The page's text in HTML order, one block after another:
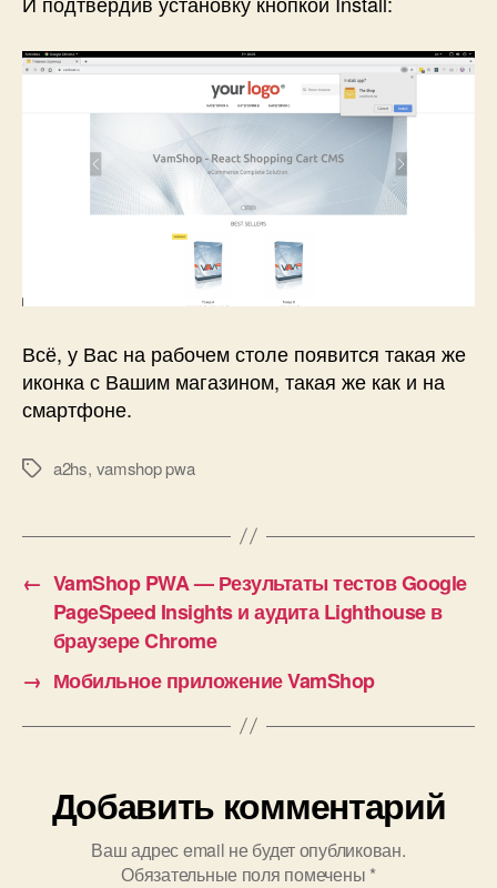
Всё, у Вас на рабочем столе появится такая же
иконка с Вашим магазином, такая же как и на
смартфоне.
Меткиa2hs, vamshop pwa
← VamShop PWA — Результаты тестов Google
PageSpeed Insights и аудита Lighthouse в
браузере Chrome
→ Мобильное приложение VamShop
Добавить комментарий
Ваш адрес email не будет опубликован.
Обязательные поля помечены *